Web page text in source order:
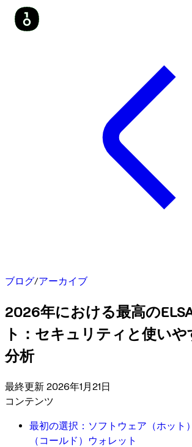
ブログ/アーカイブ
2026年における最高の
ト：セキュリティと使い
分析
最終更新 2026年1月21日
コンテンツ
最初の選択：ソフトウェア（ホット
（コールド）ウォレット